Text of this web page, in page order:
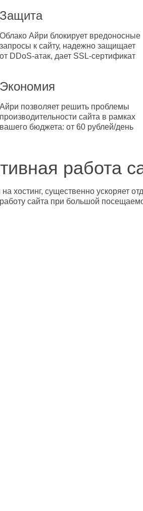
Защита
Облако Айри блокирует вредоносные
запросы к сайту, надежно защищает
от DDoS-атак, дает SSL-сертификат
Экономия
Айри позволяет решить проблемы
производительности сайта в рамках
вашего бюджета: от 60 рублей/день
работа
хостинг, существенно ускоряет
сайта при большой